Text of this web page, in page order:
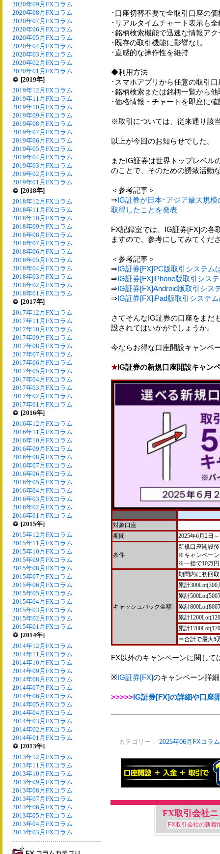
2020年09月FXコラム
2020年08月FXコラム
2020年07月FXコラム
2020年06月FXコラム
2020年05月FXコラム
2020年04月FXコラム
2020年03月FXコラム
2020年02月FXコラム
2020年01月FXコラム
[2019年]
2019年12月FXコラム
2019年11月FXコラム
2019年10月FXコラム
2019年09月FXコラム
2019年08月FXコラム
2019年07月FXコラム
2019年06月FXコラム
2019年05月FXコラム
2019年04月FXコラム
2019年03月FXコラム
2019年02月FXコラム
2019年01月FXコラム
[2018年]
2018年12月FXコラム
2018年11月FXコラム
2018年10月FXコラム
2018年09月FXコラム
2018年08月FXコラム
2018年07月FXコラム
2018年06月FXコラム
2018年05月FXコラム
2018年04月FXコラム
2018年03月FXコラム
2018年02月FXコラム
2018年01月FXコラム
[2017年]
2017年12月FXコラム
2017年11月FXコラム
2017年10月FXコラム
2017年09月FXコラム
2017年08月FXコラム
2017年07月FXコラム
2017年06月FXコラム
2017年05月FXコラム
2017年04月FXコラム
2017年03月FXコラム
2017年02月FXコラム
2017年01月FXコラム
[2016年]
2016年12月FXコラム
2016年11月FXコラム
2016年10月FXコラム
2016年09月FXコラム
2016年08月FXコラム
2016年07月FXコラム
2016年06月FXコラム
2016年05月FXコラム
2016年04月FXコラム
2016年03月FXコラム
2016年02月FXコラム
2016年01月FXコラム
[2015年]
2015年12月FXコラム
2015年11月FXコラム
2015年10月FXコラム
2015年09月FXコラム
2015年08月FXコラム
2015年07月FXコラム
2015年06月FXコラム
2015年05月FXコラム
2015年04月FXコラム
2015年03月FXコラム
2015年02月FXコラム
2015年01月FXコラム
[2014年]
2014年12月FXコラム
2014年11月FXコラム
2014年10月FXコラム
2014年09月FXコラム
2014年08月FXコラム
2014年07月FXコラム
2014年06月FXコラム
2014年05月FXコラム
2014年04月FXコラム
2014年03月FXコラム
2014年02月FXコラム
2014年01月FXコラム
[2013年]
2013年12月FXコラム
2013年11月FXコラム
2013年10月FXコラム
2013年09月FXコラム
2013年08月FXコラム
2013年07月FXコラム
2013年06月FXコラム
2013年05月FXコラム
2013年04月FXコラム
2013年03月FXコラム
･口座切替不要で全取引口座の
･リアルタイムチャート表示も
･銘柄検索機能で迅速な情報アク
･既存の取引機能に影響なし
･直感的な操作性を維持
◆利用方法
･スマホアプリから任意の取引
･銘柄検索または銘柄一覧から
･価格情報・チャートを即座に確
※取引については、従来通り該
以上が今回のお知らせでした。
またIG証券は世界トップレベル
のことで、そのための誘致活動
＜参考記事＞
⇒IG証券が日本･アジア最大規
取得したことを発表
FX記録室では、IG証券[FX]の各
ますので、参考にしてみてくだ
＜参考記事＞
⇒IG証券[FX]PC版取引システム
⇒IG証券[FX]iPhone版取引シス
⇒IG証券[FX]Android版取引シス
⇒IG証券[FX]iPad版取引システ
さてそんなIG証券の口座をまだ
設されてはいかがでしょうか。
今ならお得な口座開設キャンペ
★IG証券の新規口座開設キャン
対象口座
期間
2025年6月2日
条件
新規口座開設
※キャンペー
※一括で10万
キャッシュバック金額
期間内に初回
累計
累計
累計
累計
累計
⇒合計で最大5
FX以外のキャンペーンに関して
※IG証券[FX]のキャンペーン詳
>>>>>IG証券[FX]の詳細や口座
カテゴリー： 2025年06月FXコラム
FX取引会社
FX取引会社の新着